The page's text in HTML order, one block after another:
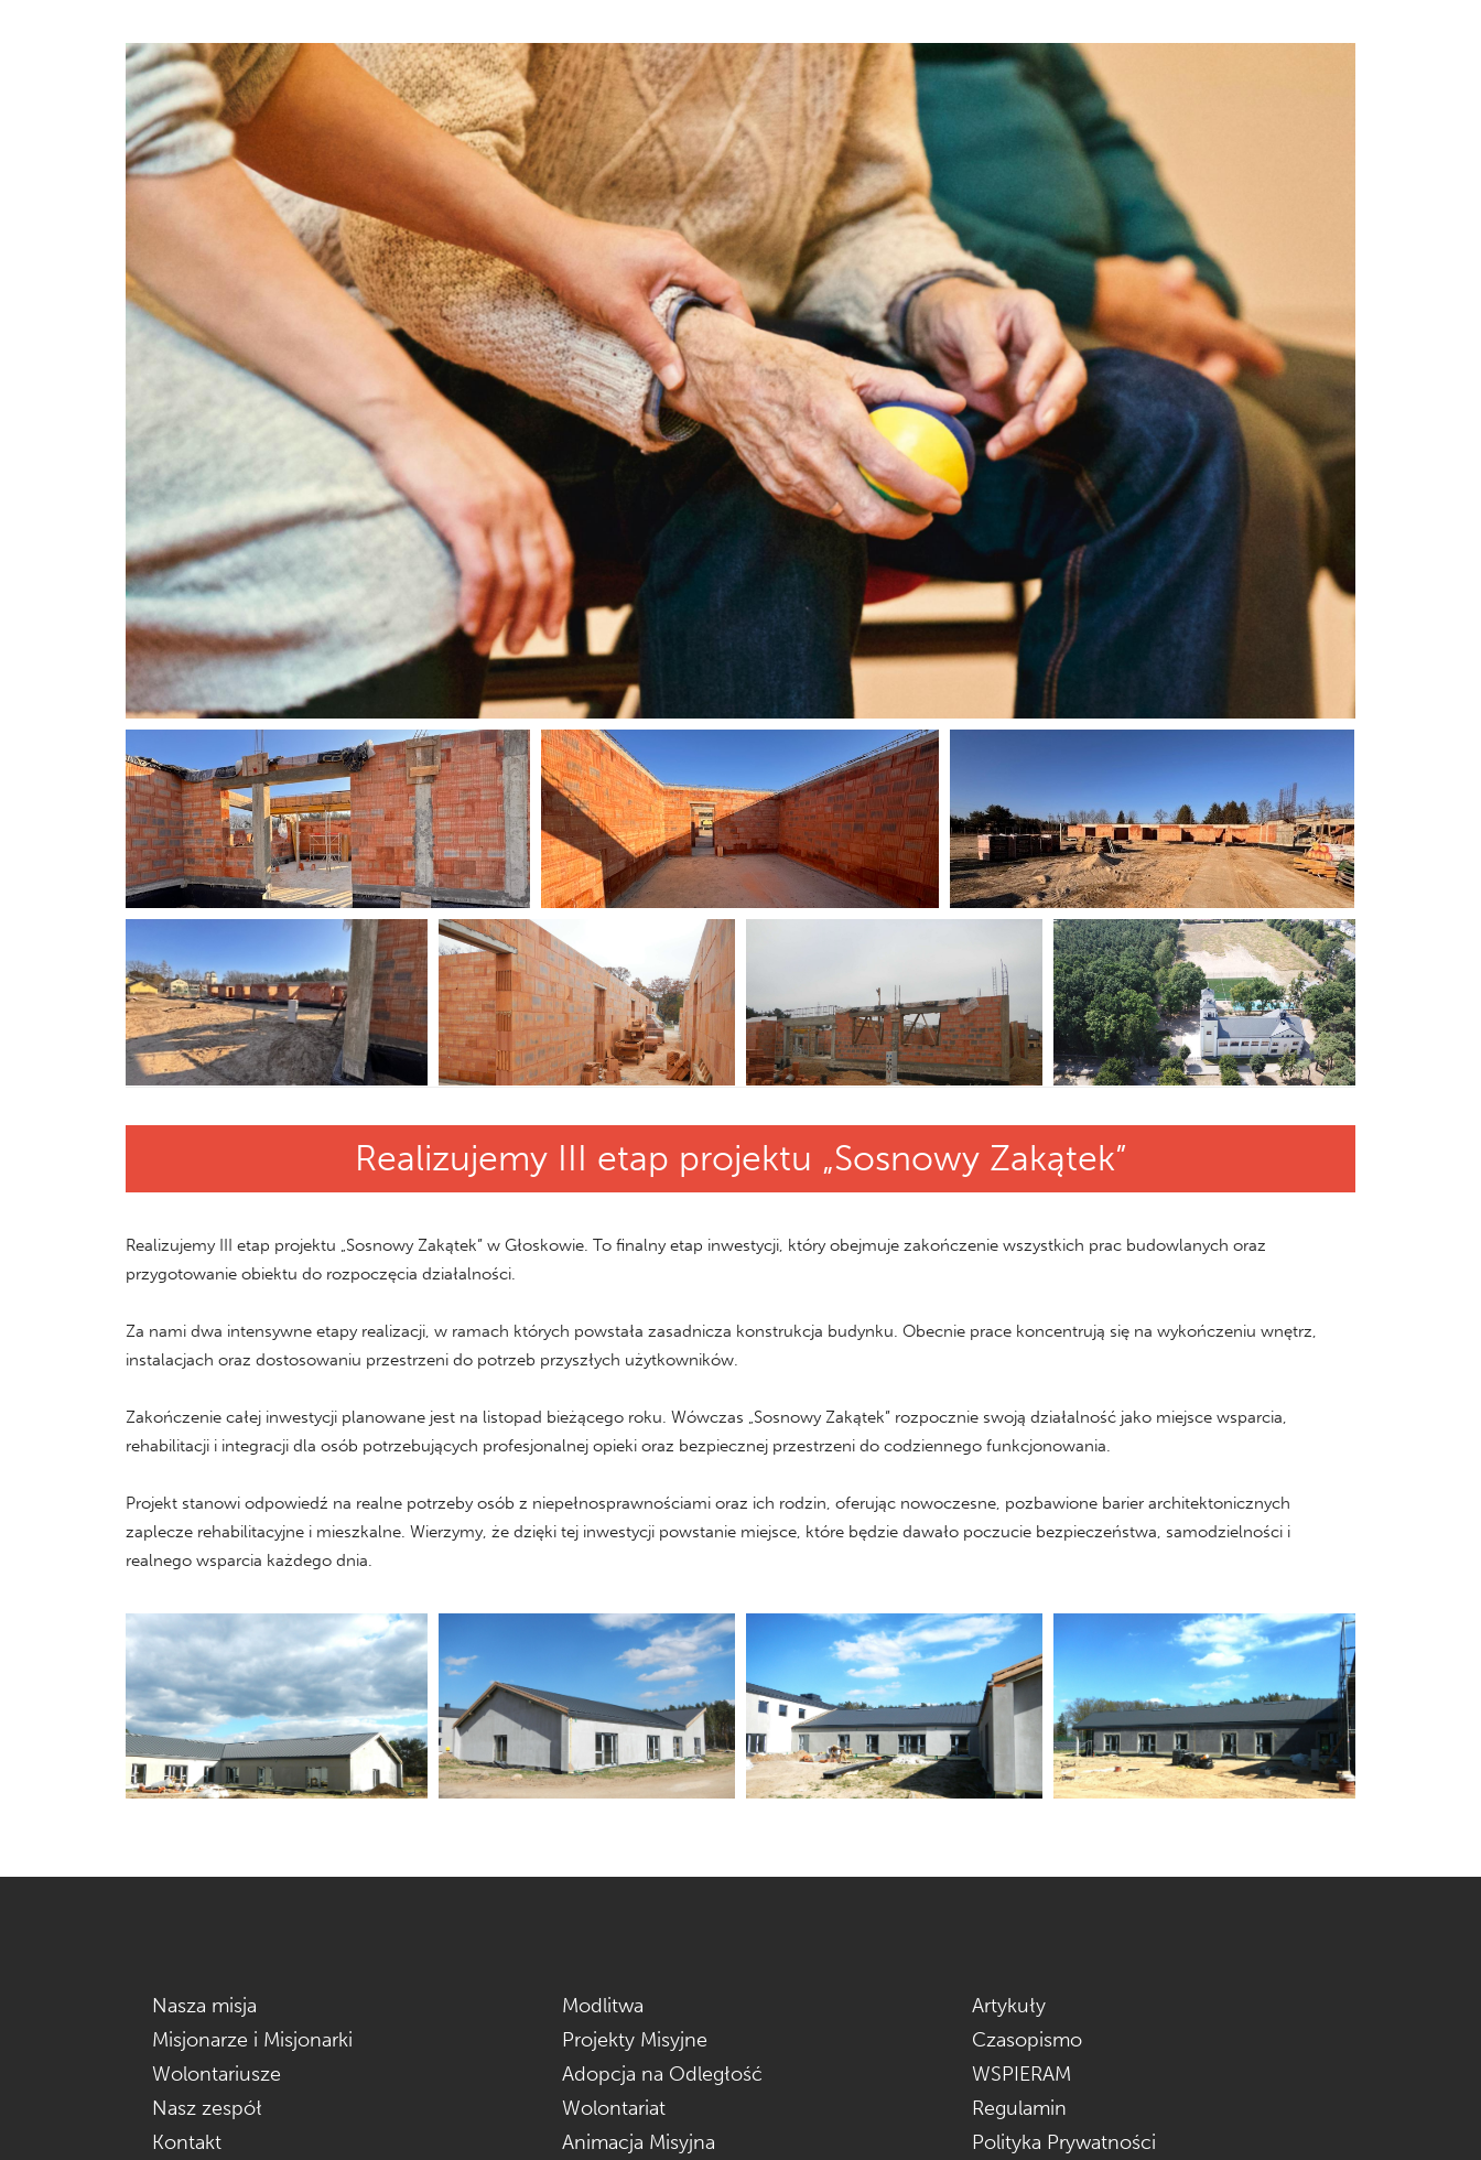
Realizujemy III etap projektu „Sosnowy Zakątek”
Realizujemy III etap projektu „Sosnowy Zakątek” w Głoskowie. To finalny etap inwestycji, który obejmuje zakończenie wszystkich prac budowlanych oraz
przygotowanie obiektu do rozpoczęcia działalności.
Za nami dwa intensywne etapy realizacji, w ramach których powstała zasadnicza konstrukcja budynku. Obecnie prace koncentrują się na wykończeniu wnętrz,
instalacjach oraz dostosowaniu przestrzeni do potrzeb przyszłych użytkowników.
Zakończenie całej inwestycji planowane jest na listopad bieżącego roku. Wówczas „Sosnowy Zakątek” rozpocznie swoją działalność jako miejsce wsparcia,
rehabilitacji i integracji dla osób potrzebujących profesjonalnej opieki oraz bezpiecznej przestrzeni do codziennego funkcjonowania.
Projekt stanowi odpowiedź na realne potrzeby osób z niepełnosprawnościami oraz ich rodzin, oferując nowoczesne, pozbawione barier architektonicznych
zaplecze rehabilitacyjne i mieszkalne. Wierzymy, że dzięki tej inwestycji powstanie miejsce, które będzie dawało poczucie bezpieczeństwa, samodzielności i
realnego wsparcia każdego dnia.
Nasza misja
Misjonarze i Misjonarki
Wolontariusze
Nasz zespół
Kontakt
Modlitwa
Projekty Misyjne
Adopcja na Odległość
Wolontariat
Animacja Misyjna
Artykuły
Czasopismo
WSPIERAM
Regulamin
Polityka Prywatności